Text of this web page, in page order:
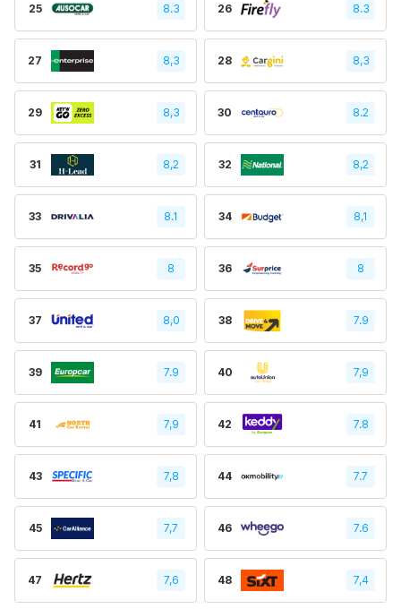
25 8.3 26 8.3
27 8,3 28 8,3
29 8,3 30 8.2
31 8,2 32 8,2
33 8.1 34 8,1
35 8 36 8
37 8,0 38 7.9
39 7.9 40 7,9
41 7,9 42 7.8
43 7,8 44 7.7
45 7,7 46 7.6
47 7,6 48 7,4